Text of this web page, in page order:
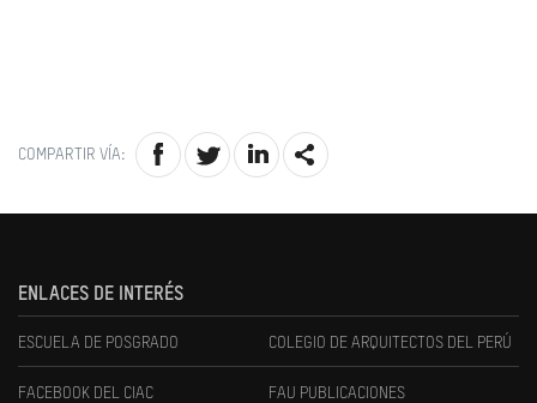
COMPARTIR VÍA:
ENLACES DE INTERÉS
ESCUELA DE POSGRADO COLEGIO DE ARQUITECTOS DEL PERÚ
FACEBOOK DEL CIAC FAU PUBLICACIONES